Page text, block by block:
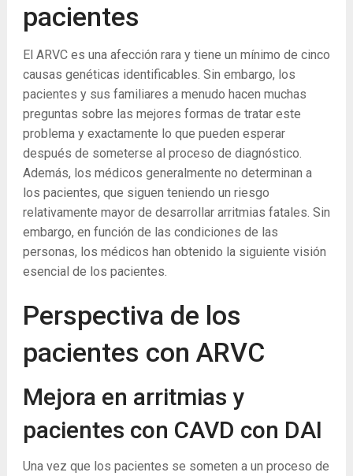
pacientes
El ARVC es una afección rara y tiene un mínimo de cinco
causas genéticas identificables. Sin embargo, los
pacientes y sus familiares a menudo hacen muchas
preguntas sobre las mejores formas de tratar este
problema y exactamente lo que pueden esperar
después de someterse al proceso de diagnóstico.
Además, los médicos generalmente no determinan a
los pacientes, que siguen teniendo un riesgo
relativamente mayor de desarrollar arritmias fatales. Sin
embargo, en función de las condiciones de las
personas, los médicos han obtenido la siguiente visión
esencial de los pacientes.
Perspectiva de los
pacientes con ARVC
Mejora en arritmias y
pacientes con CAVD con DAI
Una vez que los pacientes se someten a un proceso de